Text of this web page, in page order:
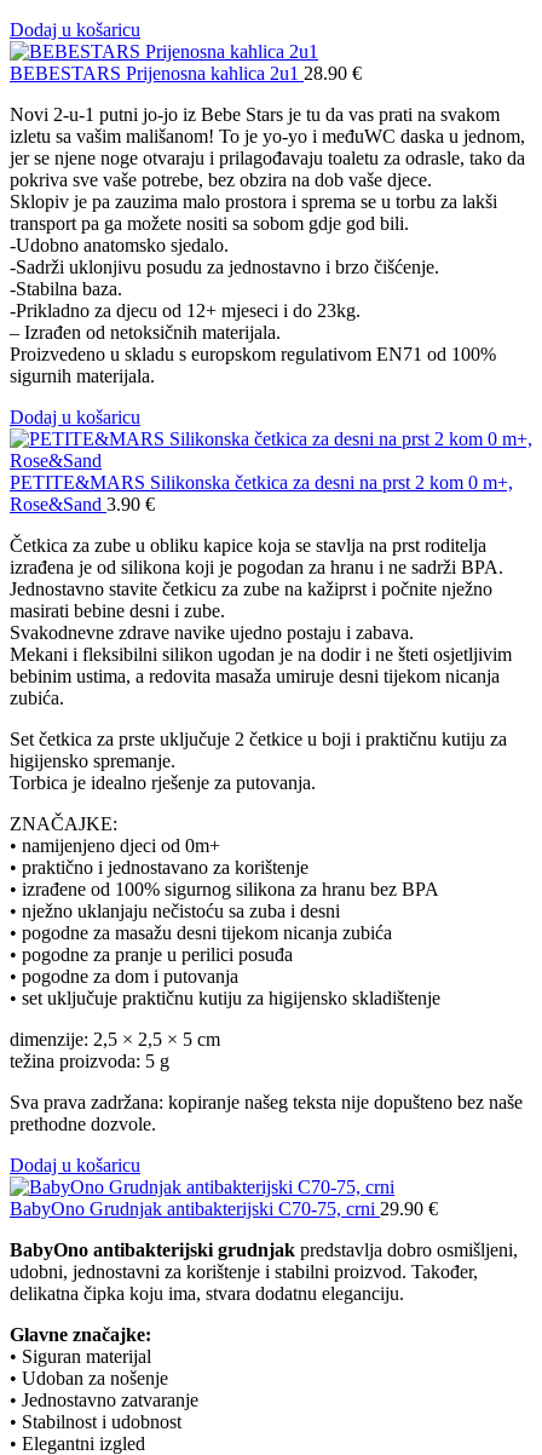
Dodaj u košaricu
BEBESTARS Prijenosna kahlica 2u1 28.90 €
Novi 2-u-1 putni jo-jo iz Bebe Stars je tu da vas prati na svakom
izletu sa vašim mališanom! To je yo-yo i međuWC daska u jednom,
jer se njene noge otvaraju i prilagođavaju toaletu za odrasle, tako da
pokriva sve vaše potrebe, bez obzira na dob vaše djece.
Sklopiv je pa zauzima malo prostora i sprema se u torbu za lakši
transport pa ga možete nositi sa sobom gdje god bili.
-Udobno anatomsko sjedalo.
-Sadrži uklonjivu posudu za jednostavno i brzo čišćenje.
-Stabilna baza.
-Prikladno za djecu od 12+ mjeseci i do 23kg.
– Izrađen od netoksičnih materijala.
Proizvedeno u skladu s europskom regulativom EN71 od 100%
sigurnih materijala.
Dodaj u košaricu
PETITE&MARS Silikonska četkica za desni na prst 2 kom 0 m+,
Rose&Sand 3.90 €
Četkica za zube u obliku kapice koja se stavlja na prst roditelja
izrađena je od silikona koji je pogodan za hranu i ne sadrži BPA.
Jednostavno stavite četkicu za zube na kažiprst i počnite nježno
masirati bebine desni i zube.
Svakodnevne zdrave navike ujedno postaju i zabava.
Mekani i fleksibilni silikon ugodan je na dodir i ne šteti osjetljivim
bebinim ustima, a redovita masaža umiruje desni tijekom nicanja
zubića.
Set četkica za prste uključuje 2 četkice u boji i praktičnu kutiju za
higijensko spremanje.
Torbica je idealno rješenje za putovanja.
ZNAČAJKE:
• namijenjeno djeci od 0m+
• praktično i jednostavano za korištenje
• izrađene od 100% sigurnog silikona za hranu bez BPA
• nježno uklanjaju nečistoću sa zuba i desni
• pogodne za masažu desni tijekom nicanja zubića
• pogodne za pranje u perilici posuđa
• pogodne za dom i putovanja
• set uključuje praktičnu kutiju za higijensko skladištenje
dimenzije: 2,5 × 2,5 × 5 cm
težina proizvoda: 5 g
Sva prava zadržana: kopiranje našeg teksta nije dopušteno bez naše
prethodne dozvole.
Dodaj u košaricu
BabyOno Grudnjak antibakterijski C70-75, crni 29.90 €
BabyOno antibakterijski grudnjak predstavlja dobro osmišljeni,
udobni, jednostavni za korištenje i stabilni proizvod. Također,
delikatna čipka koju ima, stvara dodatnu eleganciju.
Glavne značajke:
• Siguran materijal
• Udoban za nošenje
• Jednostavno zatvaranje
• Stabilnost i udobnost
• Elegantni izgled